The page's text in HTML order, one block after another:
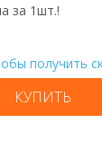
за 1шт.!
получить